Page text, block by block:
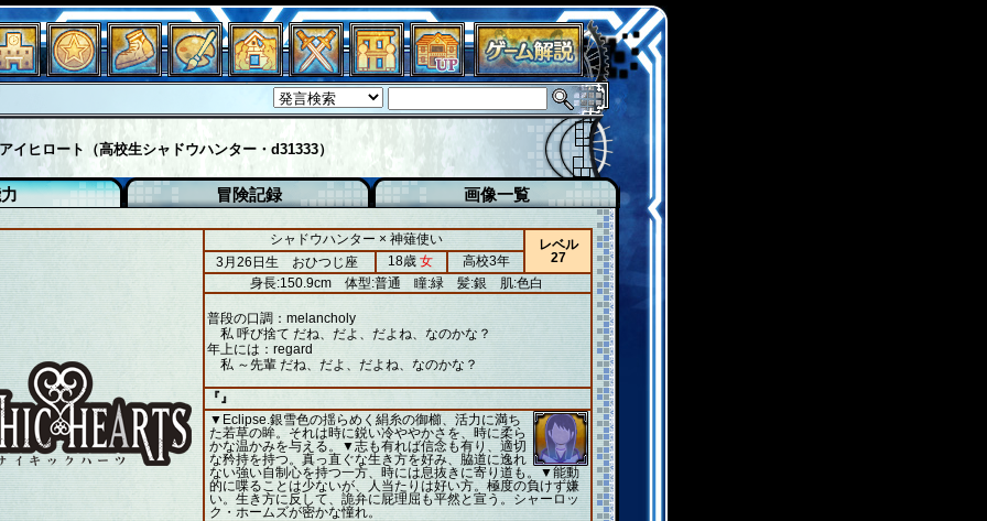
イヒロート（高校生シャドウハンター・d31333）
冒険記録 画像一覧
シャドウハンター × 神薙使い
レベル
27
3月26日生 おひつじ座 18歳 女
高校3年
身長:150.9cm 体型:普通 瞳:緑 髪:銀 肌:色白
普段の口調：melancholy
私 呼び捨て だね、だよ、だよね、なのかな？
年上には：regard
私 ～先輩 だね、だよ、だよね、なのかな？
『』
▼Eclipse.銀雪色の揺らめく絹糸の御櫛、活力に満ち
た若草の眸。それは時に鋭い冷ややかさを、時に柔ら
かな温かみを与える。▼志も有れば信念も有り、適切
な矜持を持つ。真っ直ぐな生き方を好み、脇道に逸れ
ない強い自制心を持つ一方、時には息抜きに寄り道も。▼能動
的に喋ることは少ないが、人当たりは好い方。極度の負けず嫌
い。生き方に反して、詭弁に屁理屈も平然と宣う。シャーロッ
ク・ホームズが密かな憧れ。